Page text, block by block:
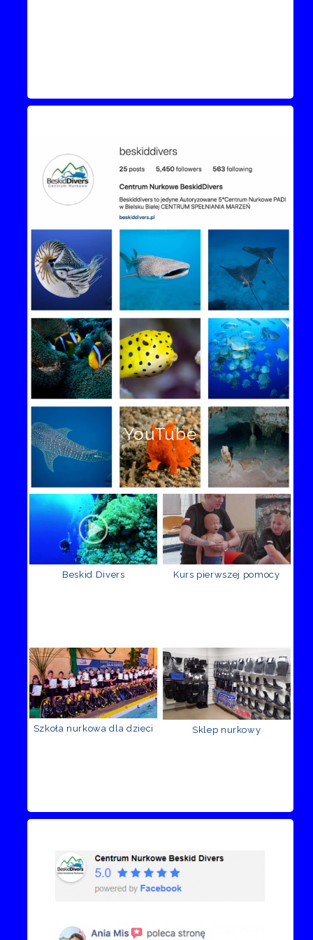
YouTube
Beskid Divers Kurs pierwszej pomocy
Szkoła nurkowa dla dzieci Sklep nurkowy